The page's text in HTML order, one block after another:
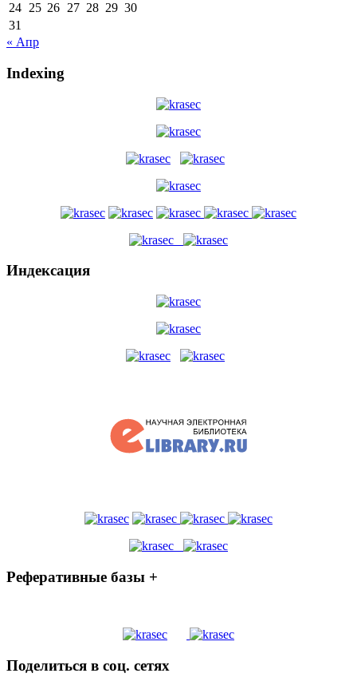
24 25 26 27 28 29 30
31
« Апр
Indexing
Индексация
Реферативные базы +
Поделиться в соц. сетях